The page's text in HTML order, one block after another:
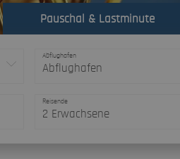
Pauschal & Lastminute
Abflughafen
Abflughafen
Reisende
2 Erwachsene